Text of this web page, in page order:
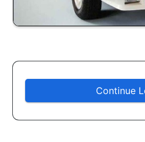
Continue